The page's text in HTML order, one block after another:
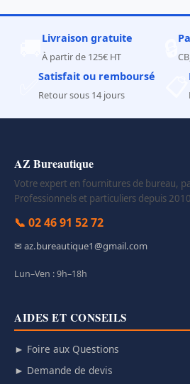
Livraison gratuite
À partir de 125€ HT
Satisfait ou remboursé
Retour sous 14 jours
AZ Bureautique
Votre expert en fournitures de bureau,
Professionnels et particuliers depuis
📞 02 46 91 52 72
✉ az.bureautique1@gmail.com
Lun–Ven : 9h–18h
AIDES ET CONSEILS
► Foire aux Questions
► Demande de devis